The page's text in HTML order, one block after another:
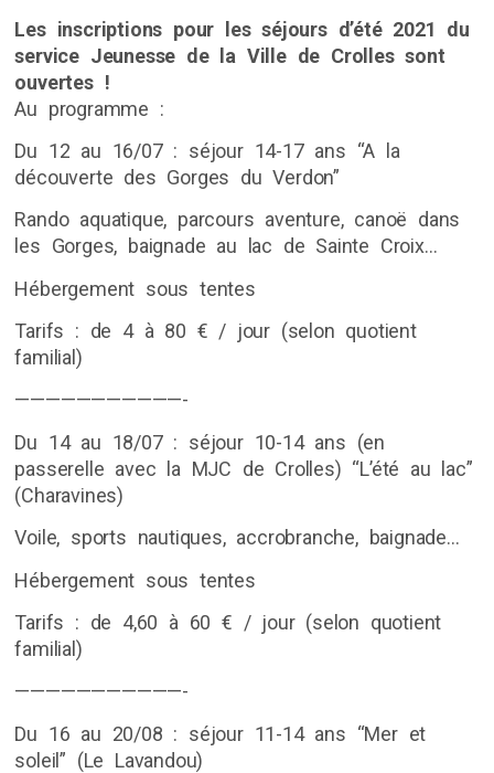
Les inscriptions pour les séjours d’été 2021 du
service Jeunesse de la Ville de Crolles sont
ouvertes !
Au programme :
Du 12 au 16/07 : séjour 14-17 ans “A la
découverte des Gorges du Verdon”
Rando aquatique, parcours aventure, canoë dans
les Gorges, baignade au lac de Sainte Croix…
Hébergement sous tentes
Tarifs : de 4 à 80 € / jour (selon quotient
familial)
———————————-
Du 14 au 18/07 : séjour 10-14 ans (en
passerelle avec la MJC de Crolles) “L’été au lac”
(Charavines)
Voile, sports nautiques, accrobranche, baignade…
Hébergement sous tentes
Tarifs : de 4,60 à 60 € / jour (selon quotient
familial)
———————————-
Du 16 au 20/08 : séjour 11-14 ans “Mer et
soleil” (Le Lavandou)